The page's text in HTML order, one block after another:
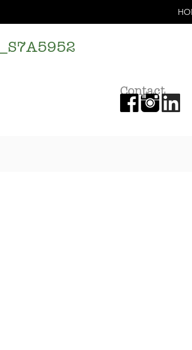
_S7A5952
Contact